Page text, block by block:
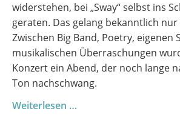
widerstehen, bei „Sway“ selbst ins
geraten. Das gelang bekanntlich nur
Zwischen Big Band, Poetry, eigenen
musikalischen Überraschungen
Konzert ein Abend, der noch lange
Ton nachschwang.
Weiterlesen …